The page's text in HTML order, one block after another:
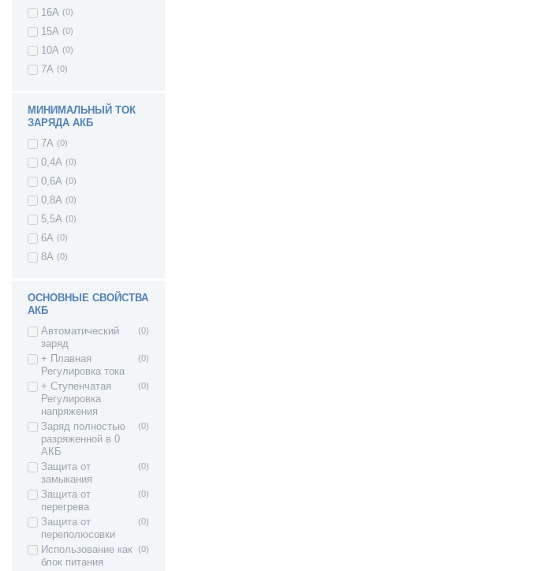
16A (0)
15А (0)
10А (0)
7А (0)
МИНИМАЛЬНЫЙ ТОК
ЗАРЯДА АКБ
7А (0)
0,4А (0)
0,6А (0)
0,8А (0)
5,5A (0)
6A (0)
8А (0)
ОСНОВНЫЕ СВОЙСТВА
АКБ
Автоматический
заряд
(0)
+ Плавная
Регулировка тока
(0)
+ Ступенчатая
Регулировка
напряжения
(0)
Заряд полностью
разряженной в 0
АКБ
(0)
Защита от
замыкания
(0)
Защита от
перегрева
(0)
Защита от
переполюсовки
(0)
Использование как
блок питания
(0)